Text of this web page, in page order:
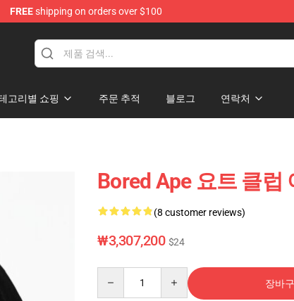
FREEshipping on orders over $100
고리별 쇼핑 주문 추적 블로그 연락처
Bored Ape 요트 클럽
(8 customer reviews)
₩3,307,200 $24
장바